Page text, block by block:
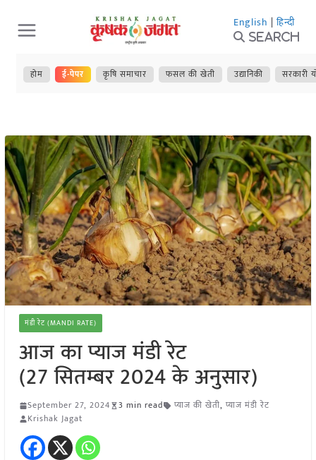
Skip
to
content
English | हिन्दी
Search
होम ई-पेपर कृषि समाचार फसल की खेती उद्यानिकी सरकारी
मंडी रेट (MANDI RATE)
आज का प्याज मंडी रेट
(27 सितम्बर 2024 के अनुसार)
September 27, 2024 3 min read प्याज की खेती, प्याज मंडी रेट
Krishak Jagat